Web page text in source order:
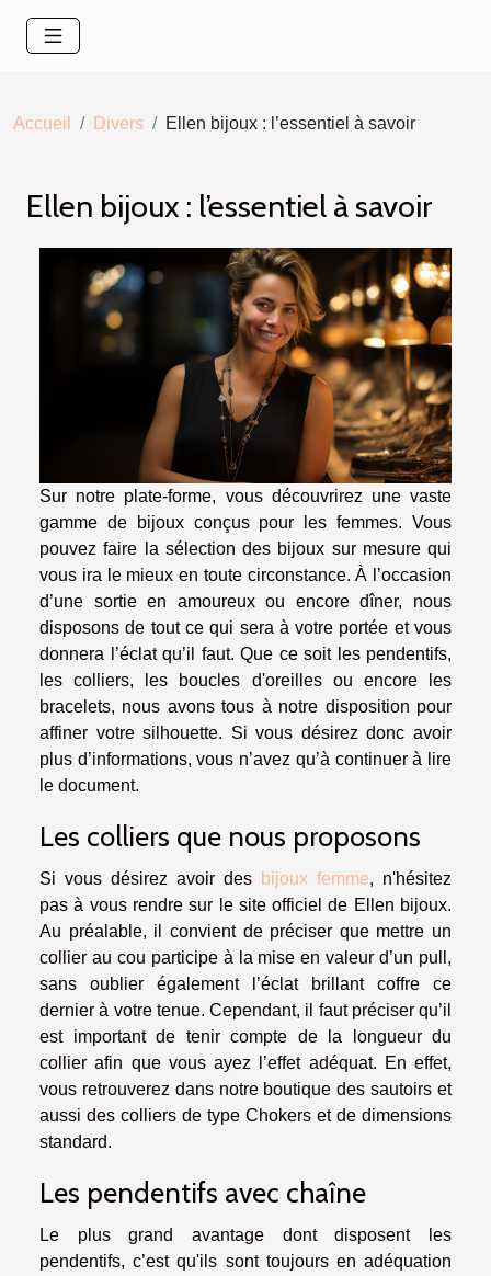
Accueil Divers Ellen bijoux : l’essentiel à savoir
Ellen bijoux : l’essentiel à savoir
Sur notre plate-forme, vous découvrirez une vaste
gamme de bijoux conçus pour les femmes. Vous
pouvez faire la sélection des bijoux sur mesure qui
vous ira le mieux en toute circonstance. À l’occasion
d’une sortie en amoureux ou encore dîner, nous
disposons de tout ce qui sera à votre portée et vous
donnera l’éclat qu’il faut. Que ce soit les pendentifs,
les colliers, les boucles d'oreilles ou encore les
bracelets, nous avons tous à notre disposition pour
affiner votre silhouette. Si vous désirez donc avoir
plus d’informations, vous n’avez qu’à continuer à lire
le document.
Les colliers que nous proposons
Si vous désirez avoir des bijoux femme, n'hésitez
pas à vous rendre sur le site officiel de Ellen bijoux.
Au préalable, il convient de préciser que mettre un
collier au cou participe à la mise en valeur d’un pull,
sans oublier également l’éclat brillant coffre ce
dernier à votre tenue. Cependant, il faut préciser qu’il
est important de tenir compte de la longueur du
collier afin que vous ayez l’effet adéquat. En effet,
vous retrouverez dans notre boutique des sautoirs et
aussi des colliers de type Chokers et de dimensions
standard.
Les pendentifs avec chaîne
Le plus grand avantage dont disposent les
pendentifs, c’est qu'ils sont toujours en adéquation